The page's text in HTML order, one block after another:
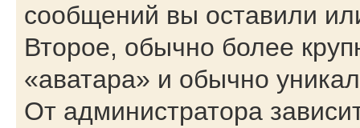
сообщений вы оставили
Второе, обычно более
«аватара» и обычно
От администратора